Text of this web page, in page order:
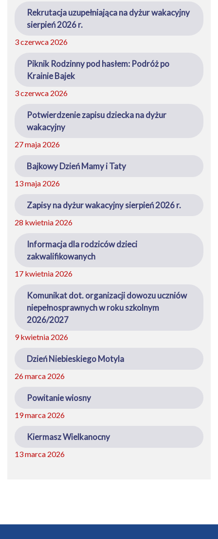
Rekrutacja uzupełniająca na dyżur wakacyjny
sierpień 2026 r.
3 czerwca 2026
Piknik Rodzinny pod hasłem: Podróż po
Krainie Bajek
3 czerwca 2026
Potwierdzenie zapisu dziecka na dyżur
wakacyjny
27 maja 2026
Bajkowy Dzień Mamy i Taty
13 maja 2026
Zapisy na dyżur wakacyjny sierpień 2026 r.
28 kwietnia 2026
Informacja dla rodziców dzieci
zakwalifikowanych
17 kwietnia 2026
Komunikat dot. organizacji dowozu uczniów
niepełnosprawnych w roku szkolnym
2026/2027
9 kwietnia 2026
Dzień Niebieskiego Motyla
26 marca 2026
Powitanie wiosny
19 marca 2026
Kiermasz Wielkanocny
13 marca 2026